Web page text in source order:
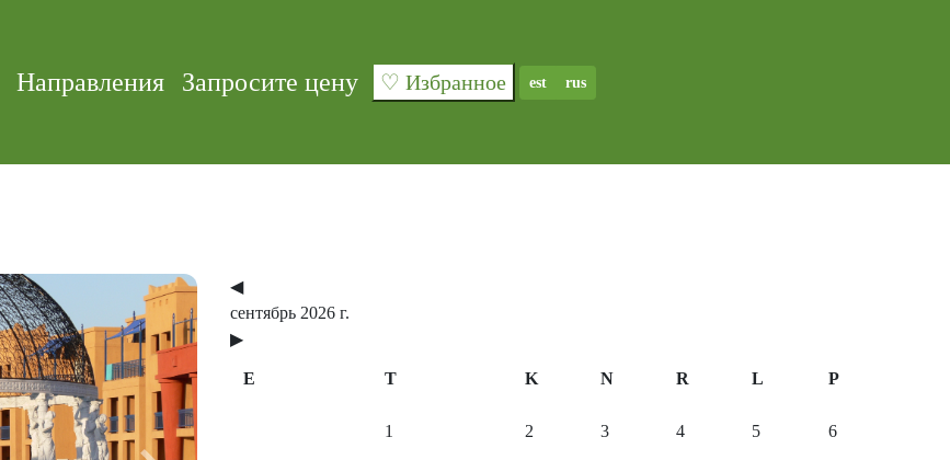
Направления Запросите цену ♡ Избранное est rus
◀
сентябрь 2026 г.
▶
E T K N R L P
1 2 3 4 5 6